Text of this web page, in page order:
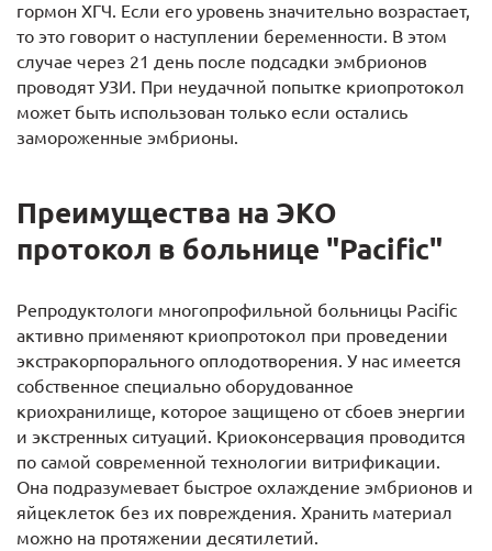
гормон ХГЧ. Если его уровень значительно возрастает,
то это говорит о наступлении беременности. В этом
случае через 21 день после подсадки эмбрионов
проводят УЗИ. При неудачной попытке криопротокол
может быть использован только если остались
замороженные эмбрионы.
Преимущества на ЭКО
протокол в больнице "Pacific"
Репродуктологи многопрофильной больницы Pacific
активно применяют криопротокол при проведении
экстракорпорального оплодотворения. У нас имеется
собственное специально оборудованное
криохранилище, которое защищено от сбоев энергии
и экстренных ситуаций. Криоконсервация проводится
по самой современной технологии витрификации.
Она подразумевает быстрое охлаждение эмбрионов и
яйцеклеток без их повреждения. Хранить материал
можно на протяжении десятилетий.